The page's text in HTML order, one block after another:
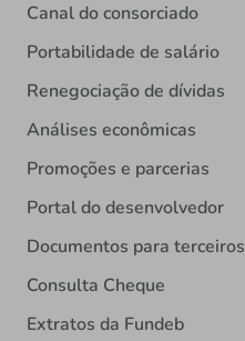
Canal do consorciado
Portabilidade de salário
Renegociação de dívidas
Análises econômicas
Promoções e parcerias
Portal do desenvolvedor
Documentos para terceiros
Consulta Cheque
Extratos da Fundeb